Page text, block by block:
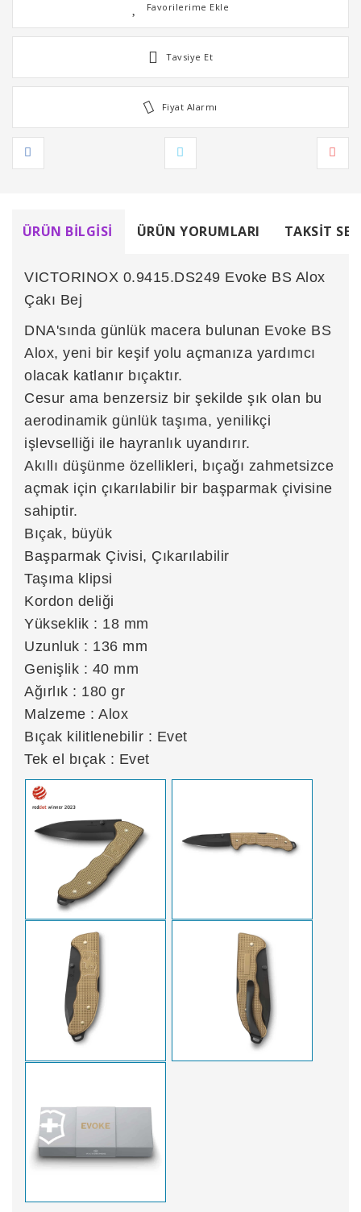
Tavsiye Et
Fiyat Alarmı
ÜRÜN BILGISI ÜRÜN YORUMLARI TAKSIT
VICTORINOX 0.9415.DS249 Evoke BS Alox
Çakı Bej
DNA'sında günlük macera bulunan Evoke BS
Alox, yeni bir keşif yolu açmanıza yardımcı
olacak katlanır bıçaktır.
Cesur ama benzersiz bir şekilde şık olan bu
aerodinamik günlük taşıma, yenilikçi
işlevselliği ile hayranlık uyandırır.
Akıllı düşünme özellikleri, bıçağı zahmetsizce
açmak için çıkarılabilir bir başparmak çivisine
sahiptir.
Bıçak, büyük
Başparmak Çivisi, Çıkarılabilir
Taşıma klipsi
Kordon deliği
Yükseklik : 18 mm
Uzunluk : 136 mm
Genişlik : 40 mm
Ağırlık : 180 gr
Malzeme : Alox
Bıçak kilitlenebilir : Evet
Tek el bıçak : Evet